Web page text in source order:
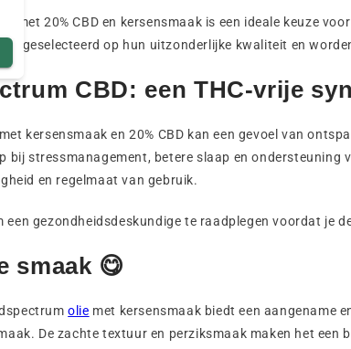
met 20% CBD en kersensmaak is een ideale keuze
geselecteerd op hun uitzonderlijke kwaliteit en
CBD: een THC-vrije
kersensmaak en 20% CBD kan een gevoel van
bij stressmanagement, betere slaap en
en regelmaat van gebruik.
een gezondheidsdeskundige te raadplegen voordat je
smaak 😋
olie met kersensmaak biedt een aangename
De zachte textuur en perziksmaak maken het